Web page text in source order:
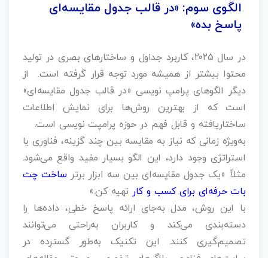
الگوی سوم: «در قالب جدول مقایسه‌ای
پاسخ بده»
در سال ۲۰۲۵، کاربرد جداول و ساختارهای بصری در تولید
محتوا بیشتر از همیشه مورد توجه قرار گرفته است. از
دیگر الگوهای پرامپ نویسی «در قالب جدول مقایسه‌ای»
است که از بهترین روش‌ها برای نمایش اطلاعات
ساختاریافته و قابل فهم در حوزه پرامپت نویسی است.
به‌ویژه زمانی که نیاز به مقایسه بین چند گزینه، فناوری یا
استراتژی وجود دارد، این الگو بسیار مفید واقع می‌شود.
مثلاً: «یک جدول مقایسه‌ای بین سه ابزار برتر ساخت چت
بات حرفه‌ای برای کسب‌ و کار تهیه کن.»
با این روش، مدل به‌جای ارائه پاسخ خطی، داده‌ها را
دسته‌بندی می‌کند و کاربران به‌راحتی می‌توانند
تصمیم‌گیری کنند. این تکنیک به‌طور گسترده در